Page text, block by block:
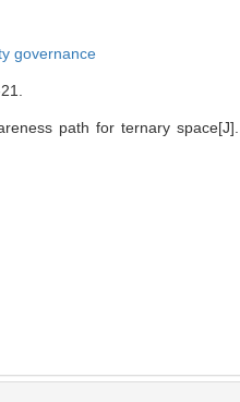
governance
path for ternary space[J].